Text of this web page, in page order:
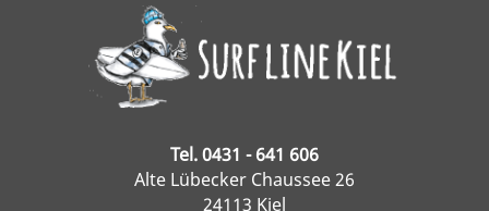
Tel. 0431 - 641 606
Alte Lübecker Chaussee 26
24113 Kiel